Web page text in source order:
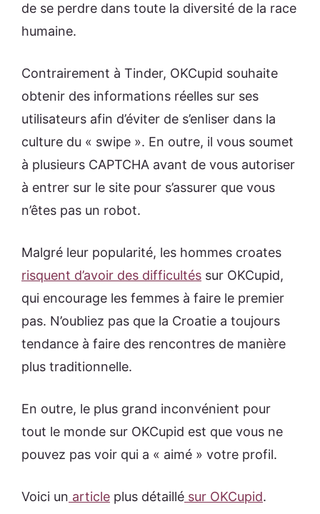
de se perdre dans toute la diversité de la race
humaine.
Contrairement à Tinder, OKCupid souhaite
obtenir des informations réelles sur ses
utilisateurs afin d’éviter de s’enliser dans la
culture du « swipe ». En outre, il vous soumet
à plusieurs CAPTCHA avant de vous autoriser
à entrer sur le site pour s’assurer que vous
n’êtes pas un robot.
Malgré leur popularité, les hommes croates
risquent d’avoir des difficultés sur OKCupid,
qui encourage les femmes à faire le premier
pas. N’oubliez pas que la Croatie a toujours
tendance à faire des rencontres de manière
plus traditionnelle.
En outre, le plus grand inconvénient pour
tout le monde sur OKCupid est que vous ne
pouvez pas voir qui a « aimé » votre profil.
Voici un article plus détaillé sur OKCupid.